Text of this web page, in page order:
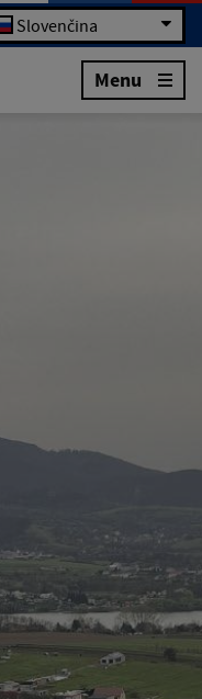
Slovenčina
Menu